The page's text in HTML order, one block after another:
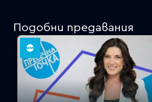
Подобни предавания